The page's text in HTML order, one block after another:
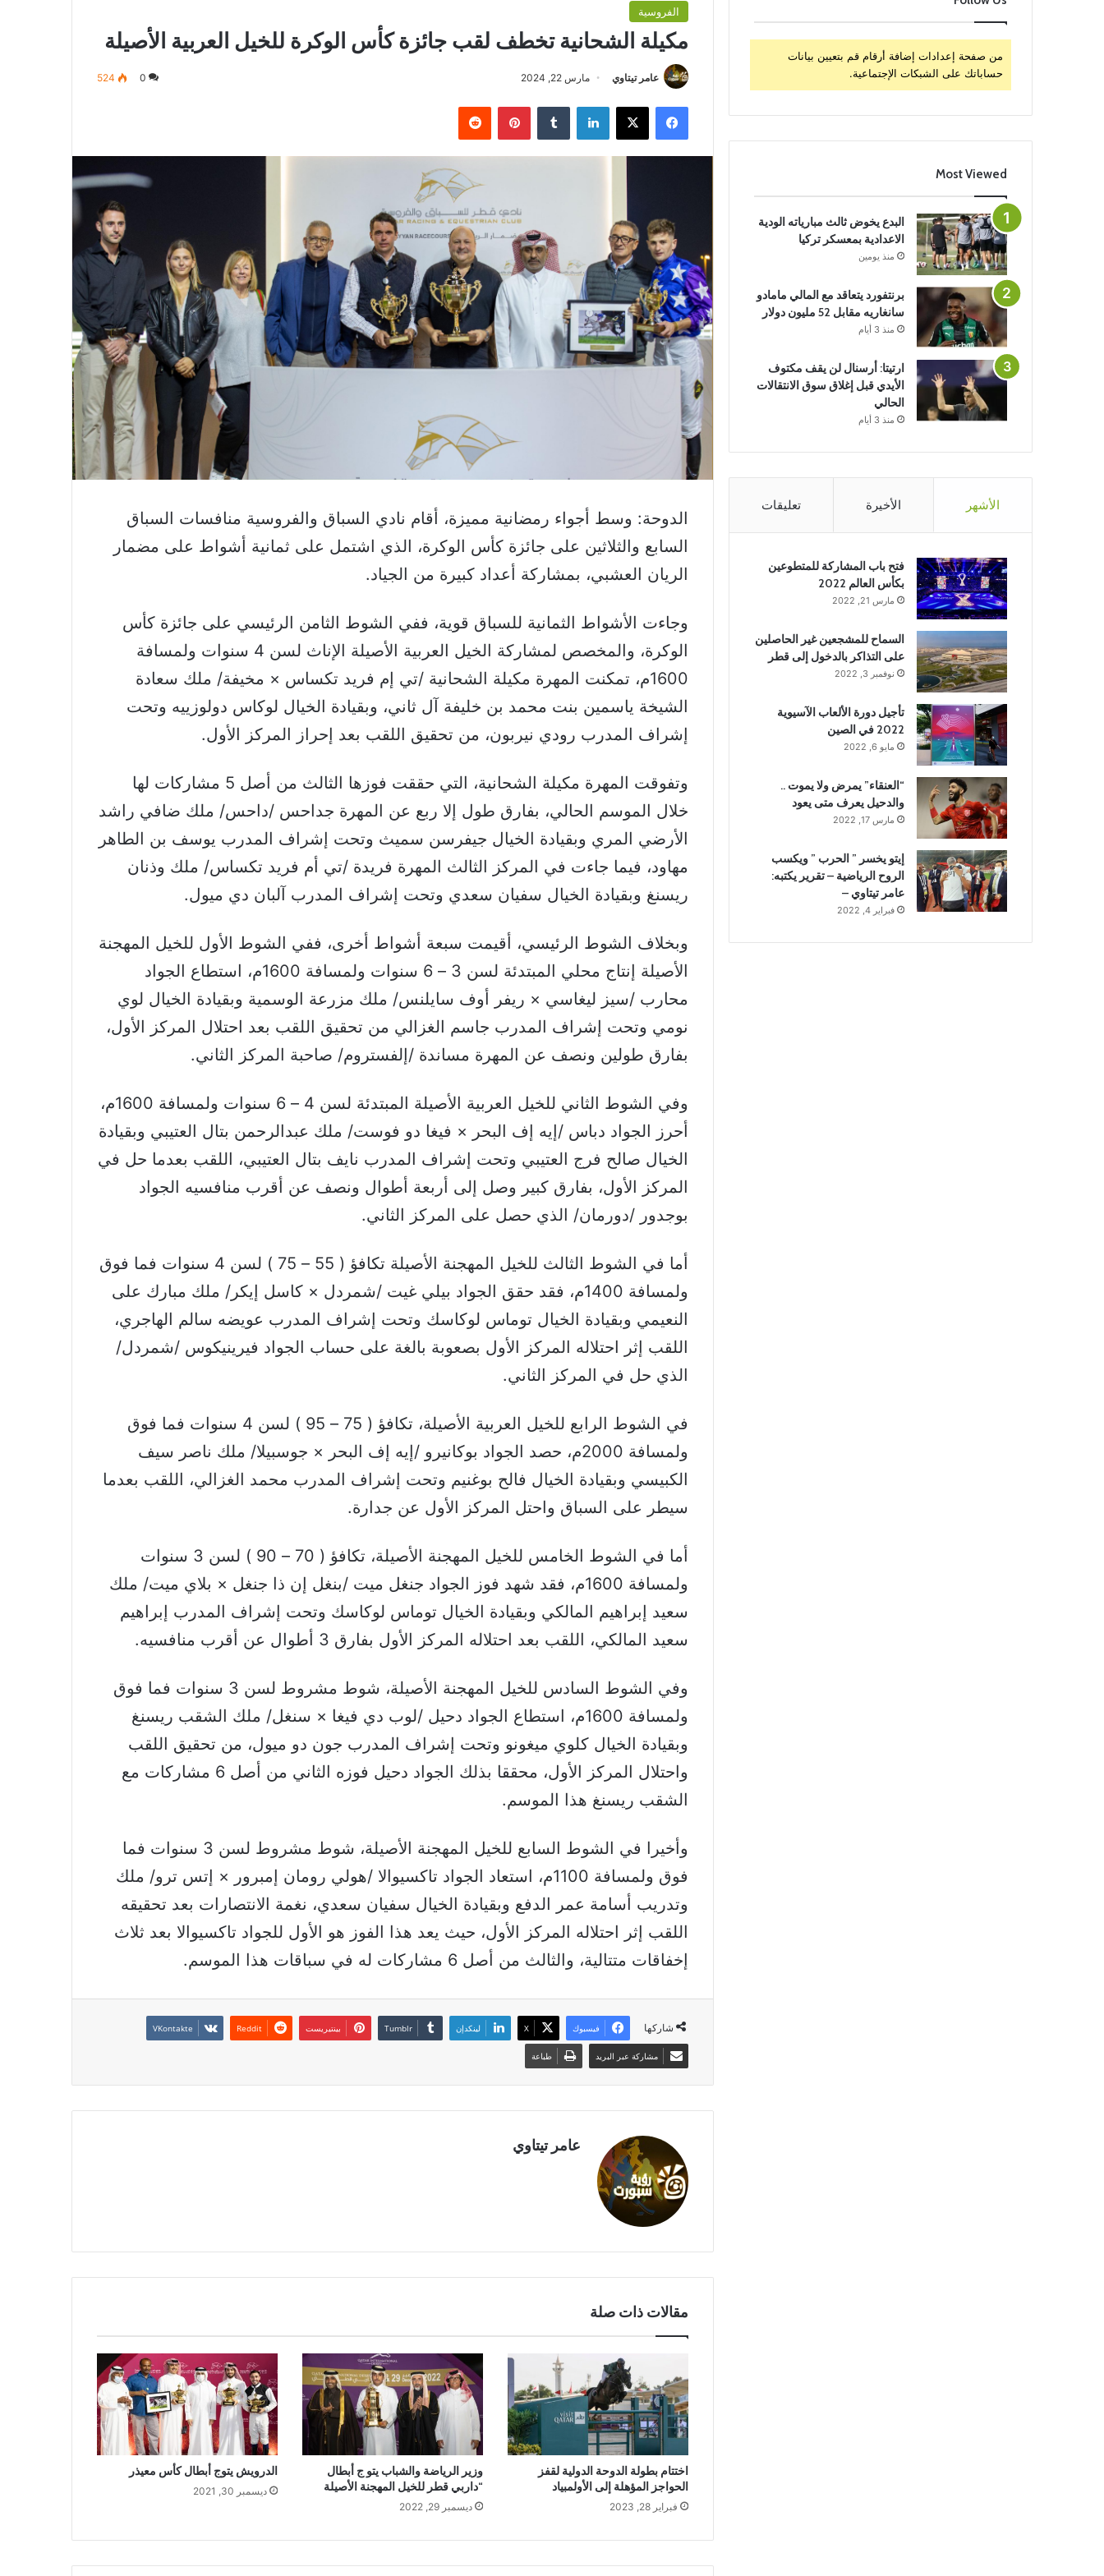
الفروسية
مكيلة الشحانية تخطف لقب جائزة كأس الوكرة للخيل العربية الأصيلة
عامر تيتاوي مارس 22, 2024 0
524
فيسبوك ‫X لينكدإن بينتيريست
الدوحة: وسط أجواء رمضانية مميزة، أقام نادي السباق والفروسية منافسات السباق
السابع والثلاثين على جائزة كأس الوكرة، الذي اشتمل على ثمانية أشواط على مضمار
الريان العشبي، بمشاركة أعداد كبيرة من الجياد.
وجاءت الأشواط الثمانية للسباق قوية، ففي الشوط الثامن الرئيسي على جائزة كأس
الوكرة، والمخصص لمشاركة الخيل العربية الأصيلة الإناث لسن 4 سنوات ولمسافة
1600م، تمكنت المهرة مكيلة الشحانية /تي إم فريد تكساس × مخيفة/ ملك سعادة
الشيخة ياسمين بنت محمد بن خليفة آل ثاني، وبقيادة الخيال لوكاس دولوزييه وتحت
إشراف المدرب رودي نيربون، من تحقيق اللقب بعد إحراز المركز الأول.
وتفوقت المهرة مكيلة الشحانية، التي حققت فوزها الثالث من أصل 5 مشاركات لها
خلال الموسم الحالي، بفارق طول إلا ربع عن المهرة جداحس /داحس/ ملك ضافي راشد
الأرضي المري وبقيادة الخيال جيفرسن سميث وتحت إشراف المدرب يوسف بن الطاهر
مهاود، فيما جاءت في المركز الثالث المهرة فريدة /تي أم فريد تكساس/ ملك وذنان
ريسنغ وبقيادة الخيال سفيان سعدي وتحت إشراف المدرب آلبان دي ميول.
وبخلاف الشوط الرئيسي، أقيمت سبعة أشواط أخرى، ففي الشوط الأول للخيل المهجنة
الأصيلة إنتاج محلي المبتدئة لسن 3 – 6 سنوات ولمسافة 1600م، استطاع الجواد
محارب /سيز ليغاسي × ريفر أوف سايلنس/ ملك مزرعة الوسمية وبقيادة الخيال لوي
نومي وتحت إشراف المدرب جاسم الغزالي من تحقيق اللقب بعد احتلال المركز الأول،
بفارق طولين ونصف عن المهرة مساندة /إلفستروم/ صاحبة المركز الثاني.
وفي الشوط الثاني للخيل العربية الأصيلة المبتدئة لسن 4 – 6 سنوات ولمسافة 1600م،
أحرز الجواد دباس /إيه إف البحر × فيغا دو فوست/ ملك عبدالرحمن بتال العتيبي وبقيادة
الخيال صالح فرج العتيبي وتحت إشراف المدرب نايف بتال العتيبي، اللقب بعدما حل في
المركز الأول، بفارق كبير وصل إلى أربعة أطوال ونصف عن أقرب منافسيه الجواد
بوجدور /دورمان/ الذي حصل على المركز الثاني.
أما في الشوط الثالث للخيل المهجنة الأصيلة تكافؤ ( 55 – 75 ) لسن 4 سنوات فما فوق
ولمسافة 1400م، فقد حقق الجواد بيلي غيت /شمردل × كاسل إيكر/ ملك مبارك على
النعيمي وبقيادة الخيال توماس لوكاسك وتحت إشراف المدرب عويضه سالم الهاجري،
اللقب إثر احتلاله المركز الأول بصعوبة بالغة على حساب الجواد فيرينيكوس /شمردل/
الذي حل في المركز الثاني.
في الشوط الرابع للخيل العربية الأصيلة، تكافؤ ( 75 – 95 ) لسن 4 سنوات فما فوق
ولمسافة 2000م، حصد الجواد بوكانيرو /إيه إف البحر × جوسبيلا/ ملك ناصر سيف
الكبيسي وبقيادة الخيال فالح بوغنيم وتحت إشراف المدرب محمد الغزالي، اللقب بعدما
سيطر على السباق واحتل المركز الأول عن جدارة.
أما في الشوط الخامس للخيل المهجنة الأصيلة، تكافؤ ( 70 – 90 ) لسن 3 سنوات
ولمسافة 1600م، فقد شهد فوز الجواد جنغل ميت /بنغل إن ذا جنغل × بلاي ميت/ ملك
سعيد إبراهيم المالكي وبقيادة الخيال توماس لوكاسك وتحت إشراف المدرب إبراهيم
سعيد المالكي، اللقب بعد احتلاله المركز الأول بفارق 3 أطوال عن أقرب منافسيه.
وفي الشوط السادس للخيل المهجنة الأصيلة، شوط مشروط لسن 3 سنوات فما فوق
ولمسافة 1600م، استطاع الجواد دحيل /لوب دي فيغا × سنغل/ ملك الشقب ريسنغ
وبقيادة الخيال كلوي ميغونو وتحت إشراف المدرب جون دو ميول، من تحقيق اللقب
واحتلال المركز الأول، محققا بذلك الجواد دحيل فوزه الثاني من أصل 6 مشاركات مع
الشقب ريسنغ هذا الموسم.
وأخيرا في الشوط السابع للخيل المهجنة الأصيلة، شوط مشروط لسن 3 سنوات فما
فوق ولمسافة 1100م، استعاد الجواد تاكسيوالا /هولي رومان إمبرور × إتس ترو/ ملك
وتدريب أسامة عمر الدفع وبقيادة الخيال سفيان سعدي، نغمة الانتصارات بعد تحقيقه
اللقب إثر احتلاله المركز الأول، حيث يعد هذا الفوز هو الأول للجواد تاكسيوالا بعد ثلاث
إخفاقات متتالية، والثالث من أصل 6 مشاركات له في سباقات هذا الموسم.
شاركها فيسبوك ‫X لينكدإن بينتيريست
مشاركة عبر البريد طباعة
عامر تيتاوي
مقالات ذات صلة
اختتام بطولة الدوحة الدولية لقفز
الحواجز المؤهلة إلى الأولمبياد
فبراير 28, 2023
وزير الرياضة والشباب يتو ج أبطال
“داربي قطر للخيل المهجنة الأصيلة
ديسمبر 29, 2022
الدرويش يتوج أبطال كأس معيذر
ديسمبر 30, 2021
من صفحة إعدادات إضافة أرقام قم بتعيين بيانات
حساباتك على الشبكات الإجتماعية.
Most Viewed
البدع يخوض ثالث مبارياته الودية
الاعدادية بمعسكر تركيا
منذ يومين
برنتفورد يتعاقد مع المالي مامادو
سانغاريه مقابل 52 مليون دولار
منذ 3 أيام
ارتيتا: أرسنال لن يقف مكتوف
الأيدي قبل إغلاق سوق الانتقالات
الحالي
منذ 3 أيام
الأشهر الأخيرة تعليقات
فتح باب المشاركة للمتطوعين
بكأس العالم 2022
مارس 21, 2022
السماح للمشجعين غير الحاصلين
على التذاكر بالدخول إلى قطر
نوفمبر 3, 2022
تأجيل دورة الألعاب الآسيوية
2022 في الصين
مايو 6, 2022
“العنقاء” يمرض ولا يموت ..
والدحيل يعرف متى يعود
مارس 17, 2022
إيتو يخسر ” الحرب ” ويكسب
الروح الرياضية – تقرير يكتبه:
عامر تيتاوي –
فبراير 4, 2022